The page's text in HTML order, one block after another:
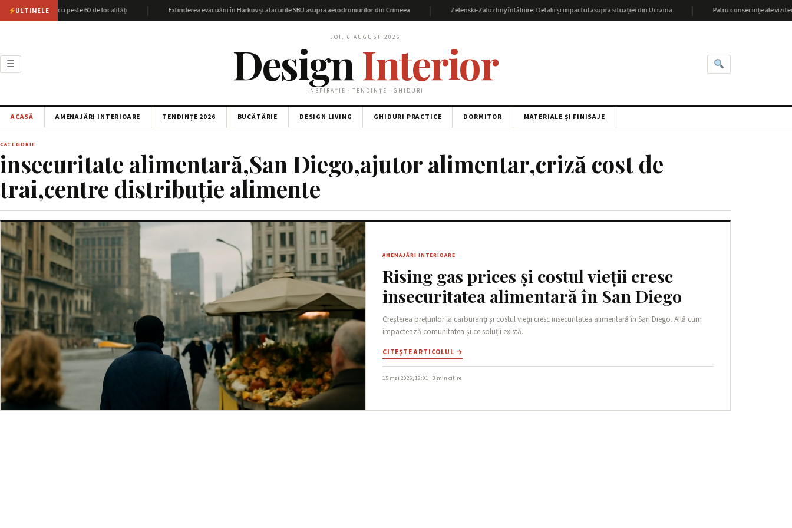
ULTIMELE
Harkov cu peste 60 de localități Extinderea evacuării în Harkov și atacurile SBU asupra aerodromurilor din Crimeea Zelenski-Zaluzhny întâlnire: Detalii și impactul asupra situației din Ucraina Patru consecințe ale vizitei
☰
JOI, 6 AUGUST 2026
DesignInterior
INSPIRAȚIE · TENDINȚE · GHIDURI
ACASĂ AMENAJĂRI INTERIOARE TENDINȚE 2026 BUCĂTĂRIE DESIGN LIVING GHIDURI PRACTICE DORMITOR MATERIALE ȘI FINISAJE
CATEGORIE
insecuritate alimentară,San Diego,ajutor alimentar,criză cost de
trai,centre distribuție alimente
AMENAJĂRI INTERIOARE
Rising gas prices și costul vieții cresc
insecuritatea alimentară în San Diego
Creșterea prețurilor la carburanți și costul vieții cresc insecuritatea alimentară în San Diego. Află cum
impactează comunitatea și ce soluții există.
CITEŞTE ARTICOLUL →
15 mai 2026, 12:01 · 3 min citire